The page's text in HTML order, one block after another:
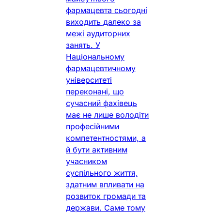
фармацевта сьогодні
виходить далеко за
межі аудиторних
занять. У
Національному
фармацевтичному
університеті
переконані, що
сучасний фахівець
має не лише володіти
професійними
компетентностями, а
й бути активним
учасником
суспільного життя,
здатним впливати на
розвиток громади та
держави. Саме тому